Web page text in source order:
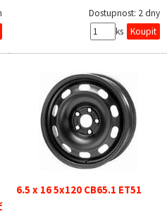
Dostupnost: 2 dny
ks
6.5 x 16 5x120 CB65.1 ET51